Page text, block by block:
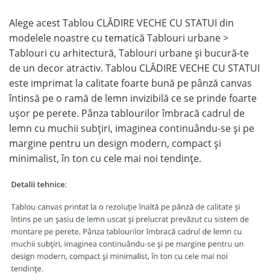
Alege acest Tablou CLĂDIRE VECHE CU STATUI din
modelele noastre cu tematică Tablouri urbane >
Tablouri cu arhitectură, Tablouri urbane și bucură-te
de un decor atractiv. Tablou CLĂDIRE VECHE CU STATUI
este imprimat la calitate foarte bună pe pânză canvas
întinsă pe o ramă de lemn invizibilă ce se prinde foarte
ușor pe perete. Pânza tablourilor îmbracă cadrul de
lemn cu muchii subțiri, imaginea continuându-se și pe
margine pentru un design modern, compact și
minimalist, în ton cu cele mai noi tendințe.